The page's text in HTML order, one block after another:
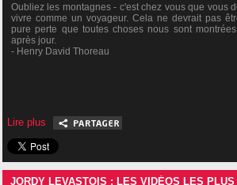
Oubliez les montagnes - c'est chez vous que vous
vivre comme un voyageur. Cela ne devrait pas
pure perte que toutes choses nous sont
après jour.
- Henry David Thoreau
Lire plus
JORDY LEVASTOIS : LES VIDÉOS LES PLUS